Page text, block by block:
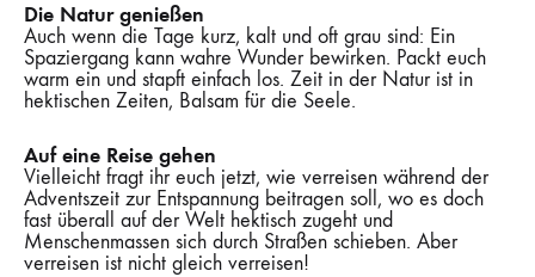
Die Natur genießen
Auch wenn die Tage kurz, kalt und oft grau sind: Ein
Spaziergang kann wahre Wunder bewirken. Packt euch
warm ein und stapft einfach los. Zeit in der Natur ist in
hektischen Zeiten, Balsam für die Seele.
Auf eine Reise gehen
Vielleicht fragt ihr euch jetzt, wie verreisen während der
Adventszeit zur Entspannung beitragen soll, wo es doch
fast überall auf der Welt hektisch zugeht und
Menschenmassen sich durch Straßen schieben. Aber
verreisen ist nicht gleich verreisen!